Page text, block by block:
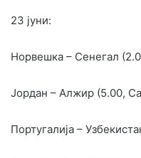
23 јуни:
Норвешка – Сенегал
Јордан – Алжир (5.00,
Португалија –